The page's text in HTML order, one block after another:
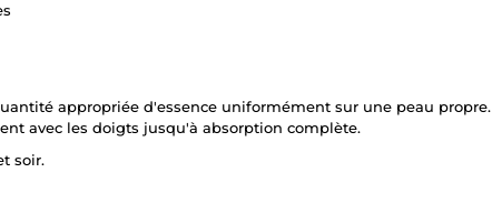
appropriée d'essence uniformément sur une peau propre.
avec les doigts jusqu'à absorption complète.
soir.